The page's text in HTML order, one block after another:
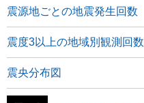
震源地ごとの地震発生回数
震度3以上の地域別観測回数
震央分布図